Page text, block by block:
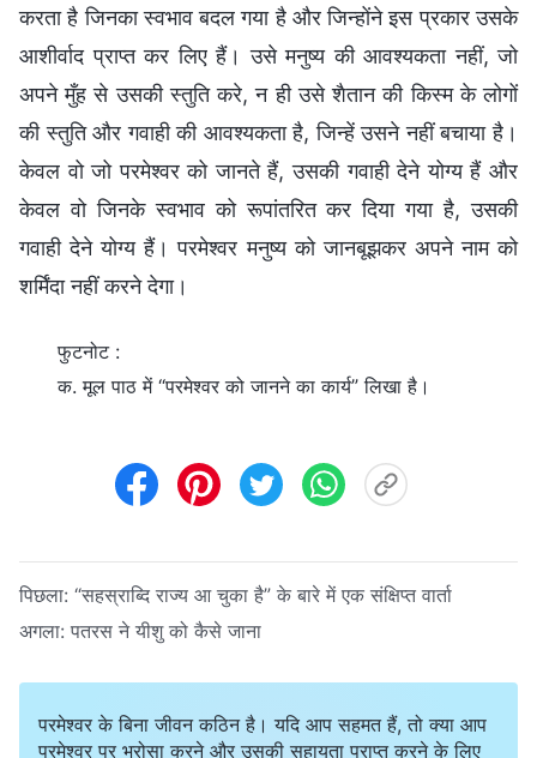
करता है जिनका स्वभाव बदल गया है और जिन्होंने इस प्रकार उसके
आशीर्वाद प्राप्त कर लिए हैं। उसे मनुष्य की आवश्यकता नहीं, जो
अपने मुँह से उसकी स्तुति करे, न ही उसे शैतान की किस्म के लोगों
की स्तुति और गवाही की आवश्यकता है, जिन्हें उसने नहीं बचाया है।
केवल वो जो परमेश्वर को जानते हैं, उसकी गवाही देने योग्य हैं और
केवल वो जिनके स्वभाव को रूपांतरित कर दिया गया है, उसकी
गवाही देने योग्य हैं। परमेश्वर मनुष्य को जानबूझकर अपने नाम को
शर्मिंदा नहीं करने देगा।
फुटनोट :
क. मूल पाठ में “परमेश्वर को जानने का कार्य” लिखा है।
पिछला: “सहस्राब्दि राज्य आ चुका है” के बारे में एक संक्षिप्त वार्ता
अगला: पतरस ने यीशु को कैसे जाना
परमेश्वर के बिना जीवन कठिन है। यदि आप सहमत हैं, तो क्या आप
परमेश्वर पर भरोसा करने और उसकी सहायता प्राप्त करने के लिए